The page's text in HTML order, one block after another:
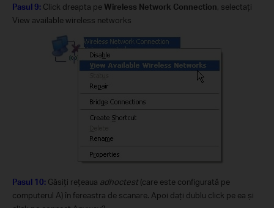
Pasul 9: Click dreapta peWireless Network Connection, selectaţi
View available wireless networks
Pasul 10: Găsiţi reţeaua adhoctest(care este configurată pe
computerul A) în fereastra de scanare. Apoi daţi dublu click pe ea şi